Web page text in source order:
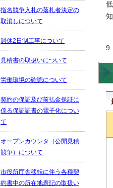
9
指名競争入札の落札者決定の
取消しについて
週休2日制工事について
見積書の取扱いについて
労働環境の確認について
契約の保証及び前払金保証に
係る保証証書の電子化につい
て
オープンカウンタ（公開見積
競争）について
市役所庁舎移転に伴う各種契
約書中の所在地表記の取扱い